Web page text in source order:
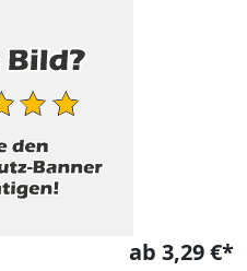
ab 3,29 €*